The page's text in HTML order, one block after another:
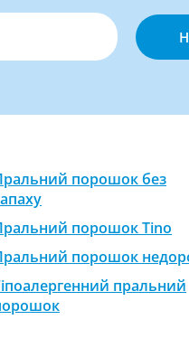
порошок без
порошок Tino
порошок
пральний